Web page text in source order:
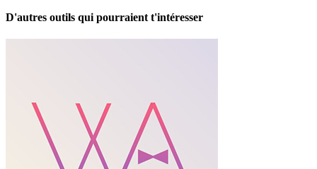
D'autres outils qui pourraient t'intéresser